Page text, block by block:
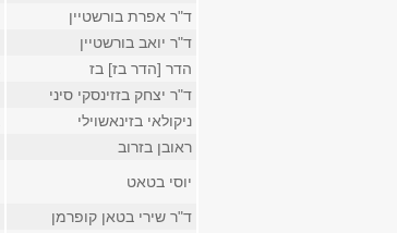
ד"ר אפרת בורשטיין
ד"ר יואב בורשטיין
הדר [הדר בז] בז
ד"ר יצחק בזזינסקי סיני
ניקולאי בזינאשוילי
ראובן בזרוב
יוסי בטאט
ד"ר שירי בטאן קופרמן